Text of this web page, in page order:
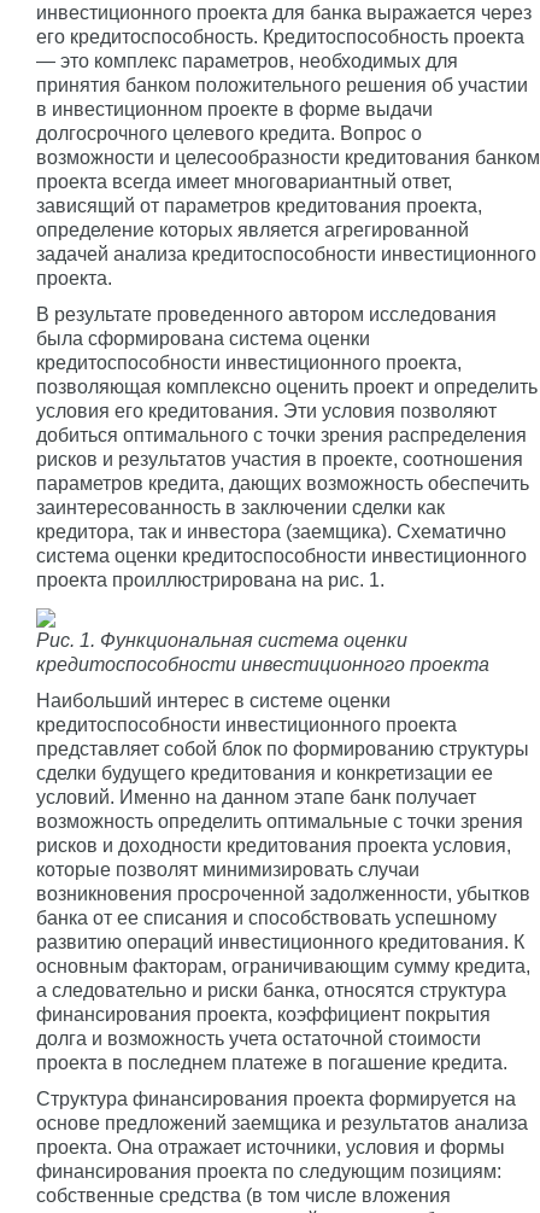
инвестиционного проекта для банка выражается через
его кредитоспособность. Кредитоспособность проекта
— это комплекс параметров, необходимых для
принятия банком положительного решения об участии
в инвестиционном проекте в форме выдачи
долгосрочного целевого кредита. Вопрос о
возможности и целесообразности кредитования банком
проекта всегда имеет многовариантный ответ,
зависящий от параметров кредитования проекта,
определение которых является агрегированной
задачей анализа кредитоспособности инвестиционного
проекта.
В результате проведенного автором исследования
была сформирована система оценки
кредитоспособности инвестиционного проекта,
позволяющая комплексно оценить проект и определить
условия его кредитования. Эти условия позволяют
добиться оптимального с точки зрения распределения
рисков и результатов участия в проекте, соотношения
параметров кредита, дающих возможность обеспечить
заинтересованность в заключении сделки как
кредитора, так и инвестора (заемщика). Схематично
система оценки кредитоспособности инвестиционного
проекта проиллюстрирована на рис. 1.
Рис. 1. Функциональная система оценки
кредитоспособности инвестиционного проекта
Наибольший интерес в системе оценки
кредитоспособности инвестиционного проекта
представляет собой блок по формированию структуры
сделки будущего кредитования и конкретизации ее
условий. Именно на данном этапе банк получает
возможность определить оптимальные с точки зрения
рисков и доходности кредитования проекта условия,
которые позволят минимизировать случаи
возникновения просроченной задолженности, убытков
банка от ее списания и способствовать успешному
развитию операций инвестиционного кредитования. К
основным факторам, ограничивающим сумму кредита,
а следовательно и риски банка, относятся структура
финансирования проекта, коэффициент покрытия
долга и возможность учета остаточной стоимости
проекта в последнем платеже в погашение кредита.
Структура финансирования проекта формируется на
основе предложений заемщика и результатов анализа
проекта. Она отражает источники, условия и формы
финансирования проекта по следующим позициям:
собственные средства (в том числе вложения